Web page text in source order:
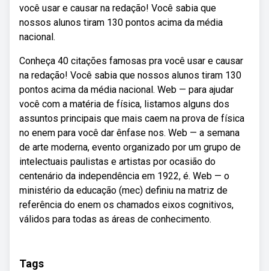
você usar e causar na redação! Você sabia que
nossos alunos tiram 130 pontos acima da média
nacional.
Conheça 40 citações famosas pra você usar e causar
na redação! Você sabia que nossos alunos tiram 130
pontos acima da média nacional. Web — para ajudar
você com a matéria de física, listamos alguns dos
assuntos principais que mais caem na prova de física
no enem para você dar ênfase nos. Web — a semana
de arte moderna, evento organizado por um grupo de
intelectuais paulistas e artistas por ocasião do
centenário da independência em 1922, é. Web — o
ministério da educação (mec) definiu na matriz de
referência do enem os chamados eixos cognitivos,
válidos para todas as áreas de conhecimento.
Tags